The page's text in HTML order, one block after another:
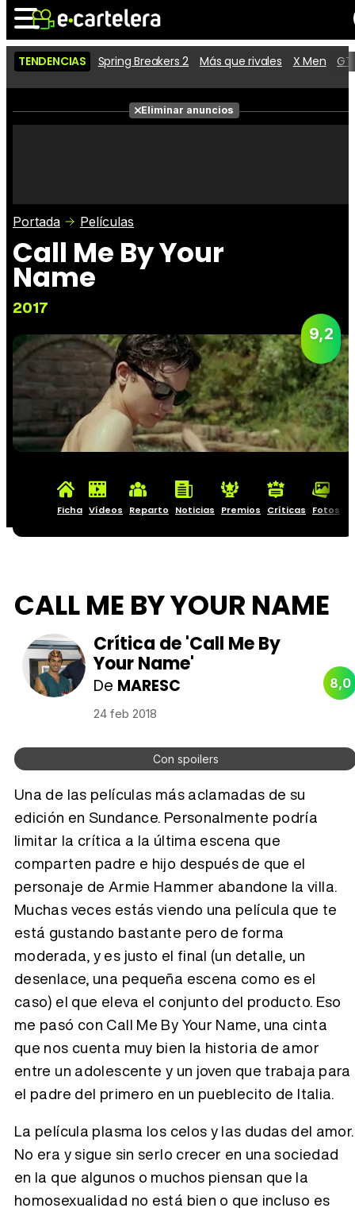
Noticias Cartelera
Películas
Críticas
TENDENCIAS Spring Breakers 2 Más que rivales X Men
Eliminar anuncios
Portada Películas
Call Me By Your
Name
2017
9,2
Ficha Vídeos Reparto Noticias Premios Críticas Fotos
CALL ME BY YOUR NAME
Crítica de 'Call Me By
Your Name'
De MARESC
24 feb 2018
8,0
Con spoilers
Una de las películas más aclamadas de su
edición en Sundance. Personalmente podría
limitar la crítica a la última escena que
comparten padre e hijo después de que el
personaje de Armie Hammer abandone la villa.
Muchas veces estás viendo una película que te
está gustando bastante pero de forma
moderada, y es justo el final (un detalle, un
desenlace, una pequeña escena como es el
caso) el que eleva el conjunto del producto. Eso
me pasó con Call Me By Your Name, una cinta
que nos cuenta muy bien la historia de amor
entre un adolescente y un joven que trabaja para
el padre del primero en un pueblecito de Italia.
La película plasma los celos y las dudas del amor.
No era y sigue sin serlo crecer en una sociedad
en la que algunos o muchos piensan que la
homosexualidad no está bien o que incluso es